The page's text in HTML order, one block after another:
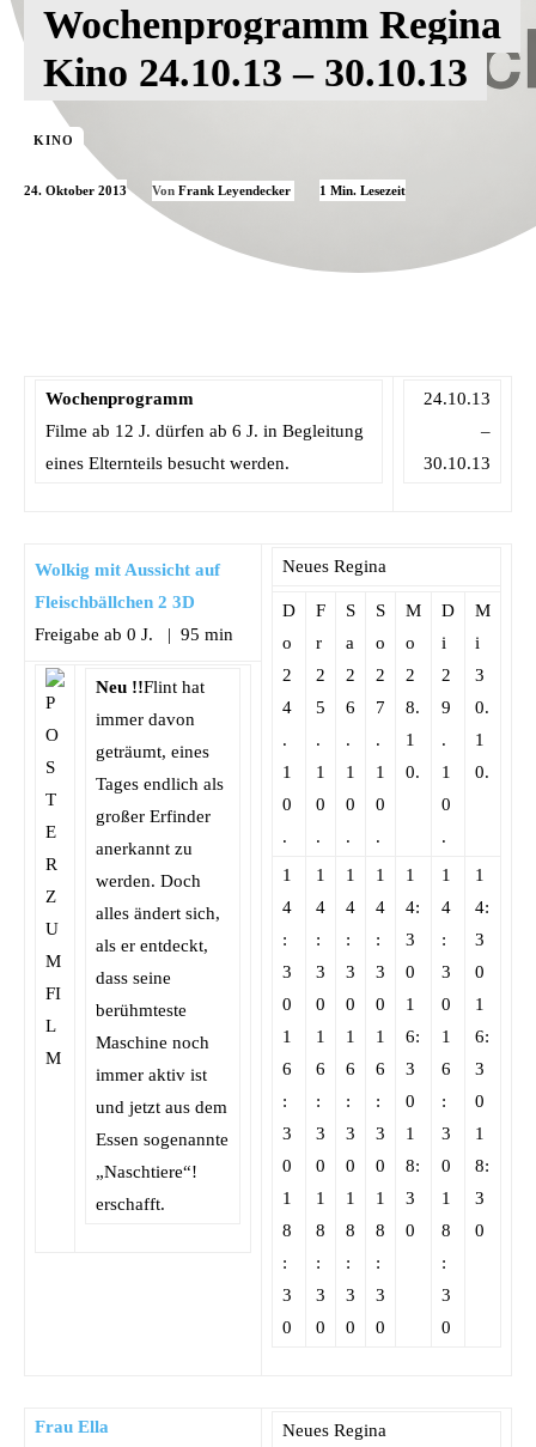
Wochenprogramm Regina
Kino 24.10.13 – 30.10.13
KINO
24. Oktober 2013 Von Frank Leyendecker 1 Min. Lesezeit
Wochenprogramm
Filme ab 12 J. dürfen ab 6 J. in Begleitung
eines Elternteils besucht werden.
24.10.13
–
30.10.13
Wolkig mit Aussicht auf
Fleischbällchen 2 3D
Freigabe ab 0 J. | 95 min
Neues Regina
D
o
2
4
.
1
0
.
F
r
2
5
.
1
0
.
S
a
2
6
.
1
0
.
S
o
2
7
.
1
0
.
M
o
2
8.
1
0.
D
i
2
9
.
1
0
.
M
i
3
0.
1
0.
1
4
:
3
0
1
6
:
3
0
1
8
:
3
0
1
4
:
3
0
1
6
:
3
0
1
8
:
3
0
1
4
:
3
0
1
6
:
3
0
1
8
:
3
0
1
4
:
3
0
1
6
:
3
0
1
8
:
3
0
1
4:
3
0
1
6:
3
0
1
8:
3
0
1
4
:
3
0
1
6
:
3
0
1
8
:
3
0
1
4:
3
0
1
6:
3
0
1
8:
3
0
Neu !!Flint hat
immer davon
geträumt, eines
Tages endlich als
großer Erfinder
anerkannt zu
werden. Doch
alles ändert sich,
als er entdeckt,
dass seine
berühmteste
Maschine noch
immer aktiv ist
und jetzt aus dem
Essen sogenannte
„Naschtiere“!
erschafft.
Frau Ella
Neues Regina